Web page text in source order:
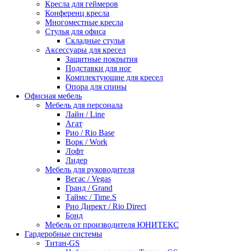
Кресла для геймеров
Конференц кресла
Многоместные кресла
Стулья для офиса
Складные стулья
Аксессуары для кресел
Защитные покрытия
Подставки для ног
Комплектующие для кресел
Опора для спины
Офисная мебель
Мебель для персонала
Лайн / Line
Агат
Рио / Rio Base
Ворк / Work
Лофт
Лидер
Мебель для руководителя
Вегас / Vegas
Гранд / Grand
Таймс / Time.S
Рио Директ / Rio Direct
Бонд
Мебель от производителя ЮНИТЕКС
Гардеробные системы
Титан-GS